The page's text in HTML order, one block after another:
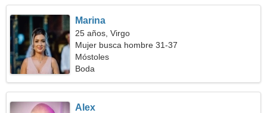
Marina
25 años, Virgo
Mujer busca hombre 31-37
Móstoles
Boda
Alex